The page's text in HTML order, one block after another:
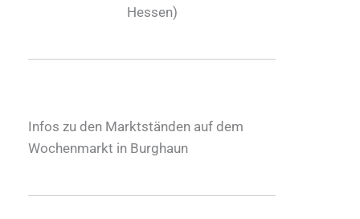
Hessen)
Infos zu den Marktständen auf dem
Wochenmarkt in Burghaun